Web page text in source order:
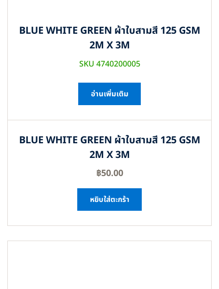
BLUE WHITE GREEN ผ้าใบสามสี 125 GSM
2M X 3M
SKU 4740200005
อ่านเพิ่มเติม
BLUE WHITE GREEN ผ้าใบสามสี 125 GSM
2M X 3M
฿50.00
หยิบใส่ตะกร้า